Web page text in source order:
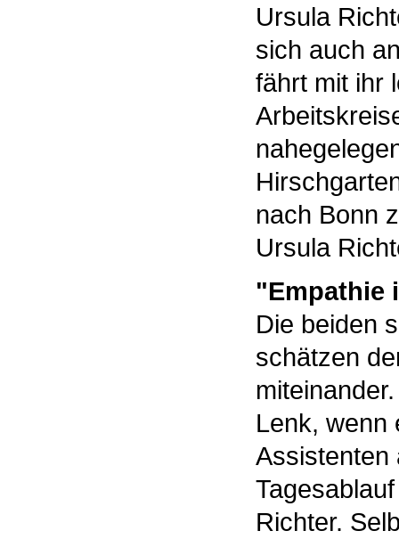
Ursula
sich auch
fährt mit ihr
nach Bonn
Ursula
"Empathie
Die beiden
schätzen
Lenk, wenn
Assistenten
Richter.